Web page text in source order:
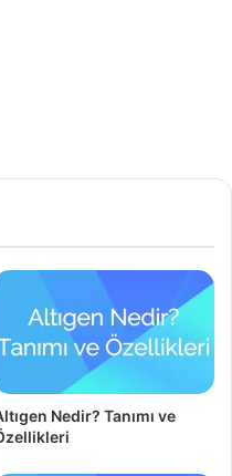
Nedir? Tanımı ve